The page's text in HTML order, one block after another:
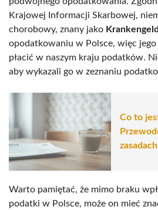
Krajowej Informacji Skarbowej,
chorobowy, znany jako Krankengeld
opodatkowaniu w Polsce, więc
płacić w naszym kraju podatków.
aby wykazali go w zeznaniu
Co to
zasadach
Warto pamiętać, że mimo braku
podatki w Polsce, może on mieć